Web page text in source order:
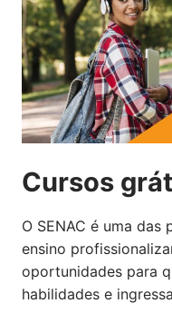
Cursos
O SENAC é uma
ensino
oportunidades para
habilidades e